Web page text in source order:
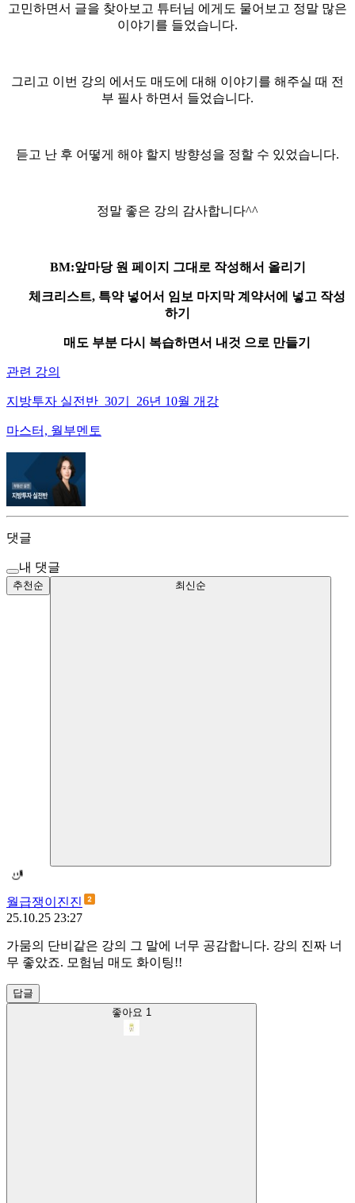
고민하면서 글을 찾아보고 튜터님 에게도 물어보고 정말 많은
이야기를 들었습니다.
그리고 이번 강의 에서도 매도에 대해 이야기를 해주실 때 전
부 필사 하면서 들었습니다.
듣고 난 후 어떻게 해야 할지 방향성을 정할 수 있었습니다.
정말 좋은 강의 감사합니다^^
BM:앞마당 원 페이지 그대로 작성해서 올리기
체크리스트, 특약 넣어서 임보 마지막 계약서에 넣고 작성
하기
매도 부분 다시 복습하면서 내것 으로 만들기
관련 강의
지방투자 실전반_30기_26년 10월 개강
마스터, 월부멘토
댓글
내 댓글
추천순 최신순
월급쟁이진진
25.10.25 23:27
가뭄의 단비같은 강의 그 말에 너무 공감합니다. 강의 진짜 너
무 좋았죠. 모험님 매도 화이팅!!
답글
좋아요 1